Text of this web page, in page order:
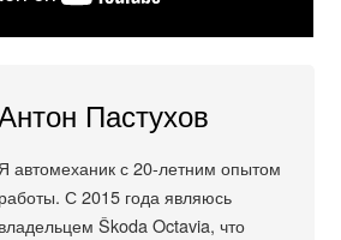
Пастухов
Я автомеханик с 20-летним опытом
работы. С 2015 года являюсь
владельцем Škoda Octavia, что